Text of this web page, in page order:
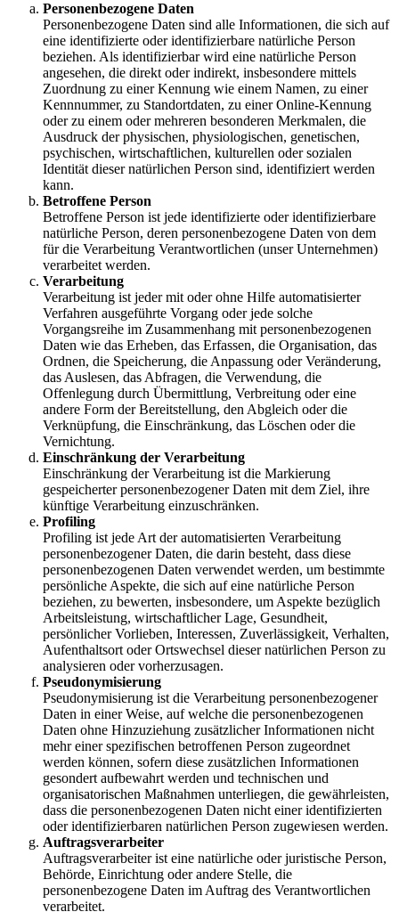
Personenbezogene Daten
Personenbezogene Daten sind alle Informationen, die sich auf
eine identifizierte oder identifizierbare natürliche Person
beziehen. Als identifizierbar wird eine natürliche Person
angesehen, die direkt oder indirekt, insbesondere mittels
Zuordnung zu einer Kennung wie einem Namen, zu einer
Kennnummer, zu Standortdaten, zu einer Online-Kennung
oder zu einem oder mehreren besonderen Merkmalen, die
Ausdruck der physischen, physiologischen, genetischen,
psychischen, wirtschaftlichen, kulturellen oder sozialen
Identität dieser natürlichen Person sind, identifiziert werden
kann.
Betroffene Person
Betroffene Person ist jede identifizierte oder identifizierbare
natürliche Person, deren personenbezogene Daten von dem
für die Verarbeitung Verantwortlichen (unser Unternehmen)
verarbeitet werden.
Verarbeitung
Verarbeitung ist jeder mit oder ohne Hilfe automatisierter
Verfahren ausgeführte Vorgang oder jede solche
Vorgangsreihe im Zusammenhang mit personenbezogenen
Daten wie das Erheben, das Erfassen, die Organisation, das
Ordnen, die Speicherung, die Anpassung oder Veränderung,
das Auslesen, das Abfragen, die Verwendung, die
Offenlegung durch Übermittlung, Verbreitung oder eine
andere Form der Bereitstellung, den Abgleich oder die
Verknüpfung, die Einschränkung, das Löschen oder die
Vernichtung.
Einschränkung der Verarbeitung
Einschränkung der Verarbeitung ist die Markierung
gespeicherter personenbezogener Daten mit dem Ziel, ihre
künftige Verarbeitung einzuschränken.
Profiling
Profiling ist jede Art der automatisierten Verarbeitung
personenbezogener Daten, die darin besteht, dass diese
personenbezogenen Daten verwendet werden, um bestimmte
persönliche Aspekte, die sich auf eine natürliche Person
beziehen, zu bewerten, insbesondere, um Aspekte bezüglich
Arbeitsleistung, wirtschaftlicher Lage, Gesundheit,
persönlicher Vorlieben, Interessen, Zuverlässigkeit, Verhalten,
Aufenthaltsort oder Ortswechsel dieser natürlichen Person zu
analysieren oder vorherzusagen.
Pseudonymisierung
Pseudonymisierung ist die Verarbeitung personenbezogener
Daten in einer Weise, auf welche die personenbezogenen
Daten ohne Hinzuziehung zusätzlicher Informationen nicht
mehr einer spezifischen betroffenen Person zugeordnet
werden können, sofern diese zusätzlichen Informationen
gesondert aufbewahrt werden und technischen und
organisatorischen Maßnahmen unterliegen, die gewährleisten,
dass die personenbezogenen Daten nicht einer identifizierten
oder identifizierbaren natürlichen Person zugewiesen werden.
Auftragsverarbeiter
Auftragsverarbeiter ist eine natürliche oder juristische Person,
Behörde, Einrichtung oder andere Stelle, die
personenbezogene Daten im Auftrag des Verantwortlichen
verarbeitet.